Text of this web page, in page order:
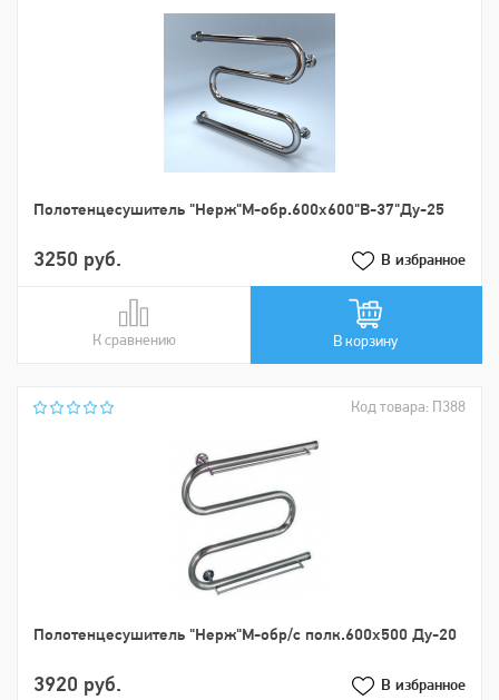
Пoлoтенцеcушитель "Нерж"М-обр.600х600"В-37"Ду-25
3250 руб. В избранное
К сравнению
В сравнении В корзину
Код товара: П388
Пoлoтенцеcушитель "Нерж"М-обр/с полк.600х500 Ду-20
3920 руб. В избранное